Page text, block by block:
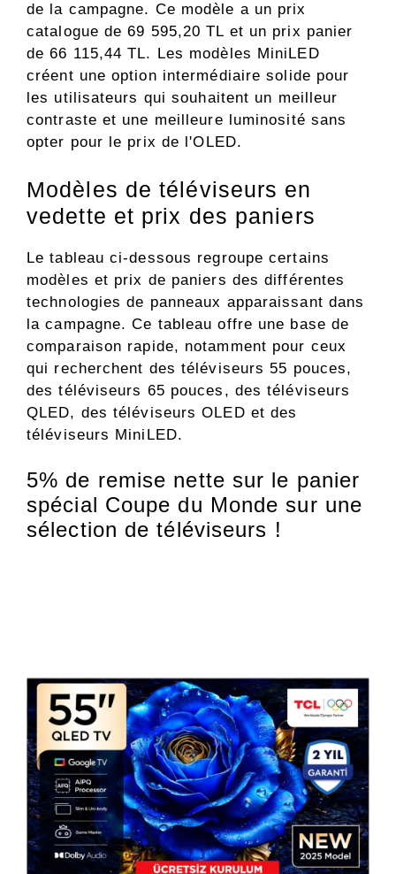
de la campagne. Ce modèle a un prix
catalogue de 69 595,20 TL et un prix panier
de 66 115,44 TL. Les modèles MiniLED
créent une option intermédiaire solide pour
les utilisateurs qui souhaitent un meilleur
contraste et une meilleure luminosité sans
opter pour le prix de l'OLED.
Modèles de téléviseurs en
vedette et prix des paniers
Le tableau ci-dessous regroupe certains
modèles et prix de paniers des différentes
technologies de panneaux apparaissant dans
la campagne. Ce tableau offre une base de
comparaison rapide, notamment pour ceux
qui recherchent des téléviseurs 55 pouces,
des téléviseurs 65 pouces, des téléviseurs
QLED, des téléviseurs OLED et des
téléviseurs MiniLED.
5% de remise nette sur le panier
spécial Coupe du Monde sur une
sélection de téléviseurs !